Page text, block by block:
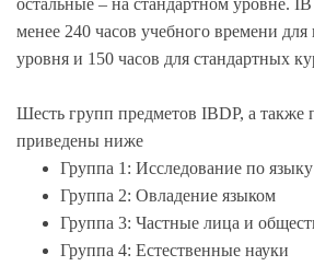
остальные – на стандартном уровне.
менее 240 часов учебного времени для
уровня и 150 часов для стандартных
Шесть групп предметов IBDP, а также
приведены ниже
Группа 1: Исследование по
Группа 2: Овладение языком
Группа 3: Частные лица и
Группа 4: Естественные науки